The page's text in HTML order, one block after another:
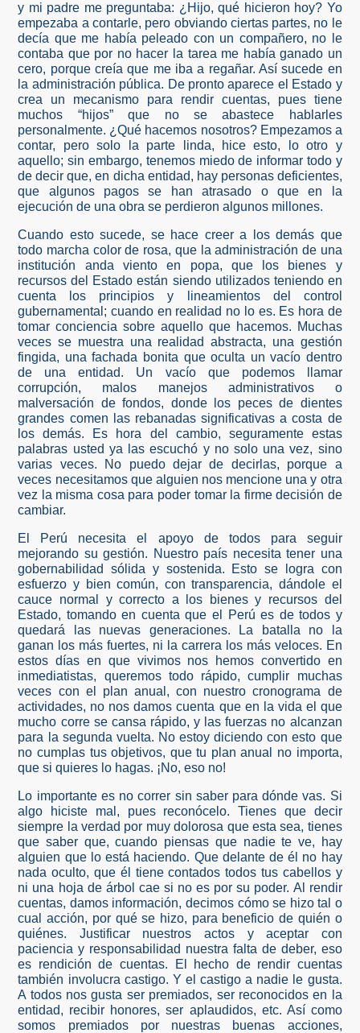
y mi padre me preguntaba: ¿Hijo, qué hicieron hoy? Yo
empezaba a contarle, pero obviando ciertas partes, no le
decía que me había peleado con un compañero, no le
contaba que por no hacer la tarea me había ganado un
cero, porque creía que me iba a regañar. Así sucede en
la administración pública. De pronto aparece el Estado y
crea un mecanismo para rendir cuentas, pues tiene
muchos “hijos” que no se abastece hablarles
personalmente. ¿Qué hacemos nosotros? Empezamos a
contar, pero solo la parte linda, hice esto, lo otro y
aquello; sin embargo, tenemos miedo de informar todo y
de decir que, en dicha entidad, hay personas deficientes,
que algunos pagos se han atrasado o que en la
ejecución de una obra se perdieron algunos millones.
Cuando esto sucede, se hace creer a los demás que
todo marcha color de rosa, que la administración de una
institución anda viento en popa, que los bienes y
recursos del Estado están siendo utilizados teniendo en
cuenta los principios y lineamientos del control
gubernamental; cuando en realidad no lo es. Es hora de
tomar conciencia sobre aquello que hacemos. Muchas
veces se muestra una realidad abstracta, una gestión
fingida, una fachada bonita que oculta un vacío dentro
de una entidad. Un vacío que podemos llamar
corrupción, malos manejos administrativos o
malversación de fondos, donde los peces de dientes
grandes comen las rebanadas significativas a costa de
los demás. Es hora del cambio, seguramente estas
palabras usted ya las escuchó y no solo una vez, sino
varias veces. No puedo dejar de decirlas, porque a
veces necesitamos que alguien nos mencione una y otra
vez la misma cosa para poder tomar la firme decisión de
cambiar.
El Perú necesita el apoyo de todos para seguir
mejorando su gestión. Nuestro país necesita tener una
gobernabilidad sólida y sostenida. Esto se logra con
esfuerzo y bien común, con transparencia, dándole el
cauce normal y correcto a los bienes y recursos del
Estado, tomando en cuenta que el Perú es de todos y
quedará las nuevas generaciones. La batalla no la
ganan los más fuertes, ni la carrera los más veloces. En
estos días en que vivimos nos hemos convertido en
inmediatistas, queremos todo rápido, cumplir muchas
veces con el plan anual, con nuestro cronograma de
actividades, no nos damos cuenta que en la vida el que
mucho corre se cansa rápido, y las fuerzas no alcanzan
para la segunda vuelta. No estoy diciendo con esto que
no cumplas tus objetivos, que tu plan anual no importa,
que si quieres lo hagas. ¡No, eso no!
Lo importante es no correr sin saber para dónde vas. Si
algo hiciste mal, pues reconócelo. Tienes que decir
siempre la verdad por muy dolorosa que esta sea, tienes
que saber que, cuando piensas que nadie te ve, hay
alguien que lo está haciendo. Que delante de él no hay
nada oculto, que él tiene contados todos tus cabellos y
ni una hoja de árbol cae si no es por su poder. Al rendir
cuentas, damos información, decimos cómo se hizo tal o
cual acción, por qué se hizo, para beneficio de quién o
quiénes. Justificar nuestros actos y aceptar con
paciencia y responsabilidad nuestra falta de deber, eso
es rendición de cuentas. El hecho de rendir cuentas
también involucra castigo. Y el castigo a nadie le gusta.
A todos nos gusta ser premiados, ser reconocidos en la
entidad, recibir honores, ser aplaudidos, etc. Así como
somos premiados por nuestras buenas acciones,